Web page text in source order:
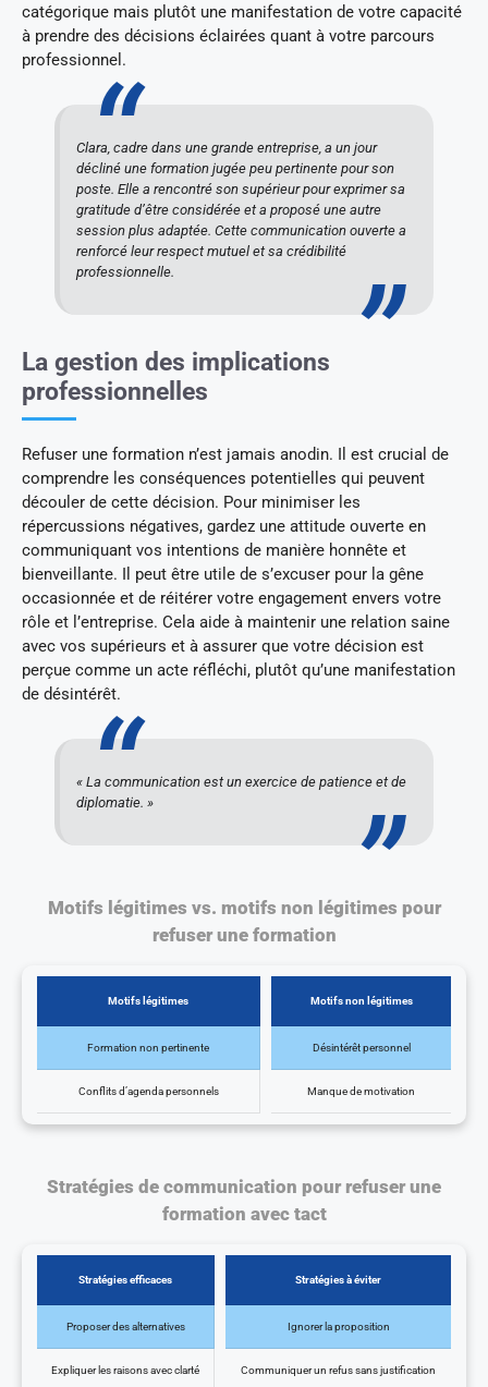
catégorique mais plutôt une manifestation de votre capacité
à prendre des décisions éclairées quant à votre parcours
professionnel.
Clara, cadre dans une grande entreprise, a un jour
décliné une formation jugée peu pertinente pour son
poste. Elle a rencontré son supérieur pour exprimer sa
gratitude d’être considérée et a proposé une autre
session plus adaptée. Cette communication ouverte a
renforcé leur respect mutuel et sa crédibilité
professionnelle.
La gestion des implications
professionnelles
Refuser une formation n’est jamais anodin. Il est crucial de
comprendre les conséquences potentielles qui peuvent
découler de cette décision. Pour minimiser les
répercussions négatives, gardez une attitude ouverte en
communiquant vos intentions de manière honnête et
bienveillante. Il peut être utile de s’excuser pour la gêne
occasionnée et de réitérer votre engagement envers votre
rôle et l’entreprise. Cela aide à maintenir une relation saine
avec vos supérieurs et à assurer que votre décision est
perçue comme un acte réfléchi, plutôt qu’une manifestation
de désintérêt.
« La communication est un exercice de patience et de
diplomatie. »
Motifs légitimes vs. motifs non légitimes pour
refuser une formation
Motifs légitimes Motifs non légitimes
Formation non pertinente Désintérêt personnel
Conflits d’agenda personnels Manque de motivation
Stratégies de communication pour refuser une
formation avec tact
Stratégies efficaces Stratégies à éviter
Proposer des alternatives Ignorer la proposition
Expliquer les raisons avec clarté Communiquer un refus sans justification